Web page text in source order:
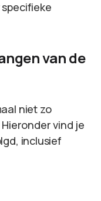
van de
niet zo
vind je
inclusief